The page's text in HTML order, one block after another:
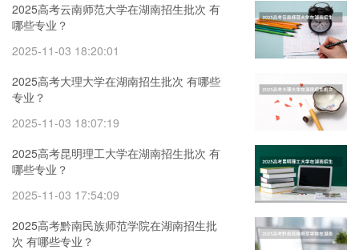
2025高考云南师范大学在湖南招生批次 有
哪些专业？
2025-11-03 18:20:01
2025高考大理大学在湖南招生批次 有哪些
专业？
2025-11-03 18:07:19
2025高考昆明理工大学在湖南招生批次 有
哪些专业？
2025-11-03 17:54:09
2025高考黔南民族师范学院在湖南招生批
次 有哪些专业？